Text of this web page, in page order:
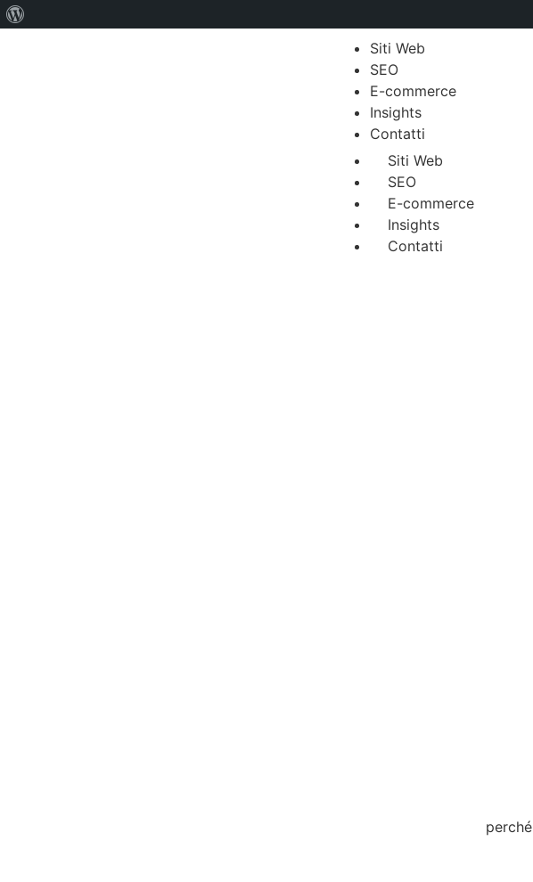
Siti Web
SEO
E-commerce
Insights
Contatti
Siti Web
SEO
E-commerce
Insights
Contatti